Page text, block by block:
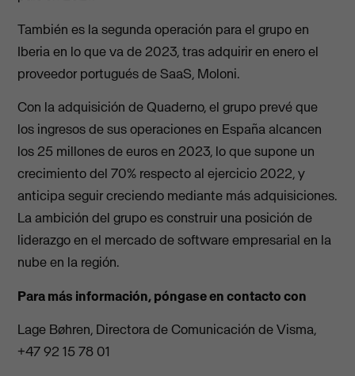
También es la segunda operación para el grupo en
Iberia en lo que va de 2023, tras adquirir en enero el
proveedor portugués de SaaS, Moloni.
Con la adquisición de Quaderno, el grupo prevé que
los ingresos de sus operaciones en España alcancen
los 25 millones de euros en 2023, lo que supone un
crecimiento del 70% respecto al ejercicio 2022, y
anticipa seguir creciendo mediante más adquisiciones.
La ambición del grupo es construir una posición de
liderazgo en el mercado de software empresarial en la
nube en la región.
Para más información, póngase en contacto con
Lage Bøhren, Directora de Comunicación de Visma,
+47 92 15 78 01